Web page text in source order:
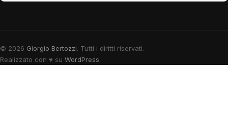
© 2026 Giorgio Bertozzi. Tutti i diritti riservati.
Realizzato con ♥ su WordPress